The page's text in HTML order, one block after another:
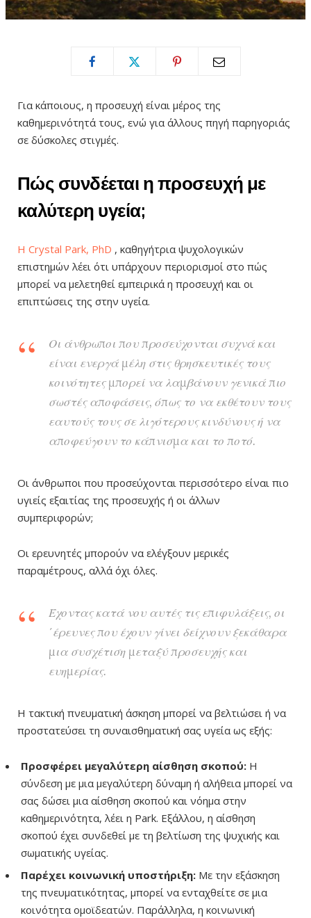
Για κάποιους, η προσευχή είναι μέρος της
καθημερινότητά τους, ενώ για άλλους πηγή παρηγοριάς
σε δύσκολες στιγμές.
Πώς συνδέεται η προσευχή με
καλύτερη υγεία;
Η Crystal Park, PhD , καθηγήτρια ψυχολογικών
επιστημών λέει ότι υπάρχουν περιορισμοί στο πώς
μπορεί να μελετηθεί εμπειρικά η προσευχή και οι
επιπτώσεις της στην υγεία.
Οι άνθρωποι που προσεύχονται συχνά και
είναι ενεργά μέλη στις θρησκευτικές τους
κοινότητες μπορεί να λαμβάνουν γενικά πιο
σωστές αποφάσεις, όπως το να εκθέτουν τους
εαυτούς τους σε λιγότερους κινδύνους ή να
αποφεύγουν το κάπνισμα και το ποτό.
Οι άνθρωποι που προσεύχονται περισσότερο είναι πιο
υγιείς εξαιτίας της προσευχής ή οι άλλων
συμπεριφορών;
Οι ερευνητές μπορούν να ελέγξουν μερικές
παραμέτρους, αλλά όχι όλες.
Έχοντας κατά νου αυτές τις επιφυλάξεις, οι
΄έρευνες που έχουν γίνει δείχνουν ξεκάθαρα
μια συσχέτιση μεταξύ προσευχής και
ευημερίας.
Η τακτική πνευματική άσκηση μπορεί να βελτιώσει ή να
προστατεύσει τη συναισθηματική σας υγεία ως εξής:
Προσφέρει μεγαλύτερη αίσθηση σκοπού: Η
σύνδεση με μια μεγαλύτερη δύναμη ή αλήθεια μπορεί να
σας δώσει μια αίσθηση σκοπού και νόημα στην
καθημερινότητα, λέει η Park. Εξάλλου, η αίσθηση
σκοπού έχει συνδεθεί με τη βελτίωση της ψυχικής και
σωματικής υγείας.
Παρέχει κοινωνική υποστήριξη: Με την εξάσκηση
της πνευματικότητας, μπορεί να ενταχθείτε σε μια
κοινότητα ομοϊδεατών. Παράλληλα, η κοινωνική